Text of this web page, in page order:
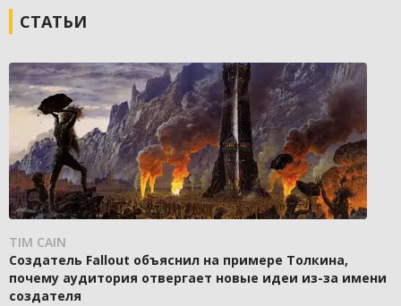
СТАТЬИ
TIM CAIN
Создатель Fallout объяснил на примере Толкина,
почему аудитория отвергает новые идеи из-за имени
создателя